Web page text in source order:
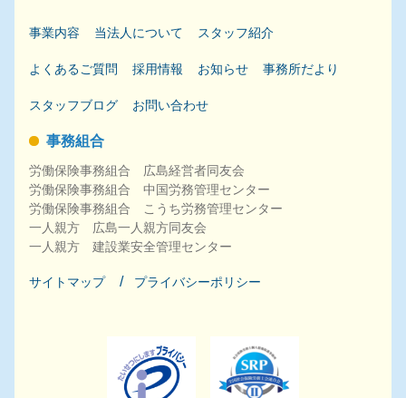
事業内容 当法人について スタッフ紹介
よくあるご質問 採用情報 お知らせ 事務所だより
スタッフブログ お問い合わせ
事務組合
労働保険事務組合 広島経営者同友会
労働保険事務組合 中国労務管理センター
労働保険事務組合 こうち労務管理センター
一人親方 広島一人親方同友会
一人親方 建設業安全管理センター
サイトマップ プライバシーポリシー